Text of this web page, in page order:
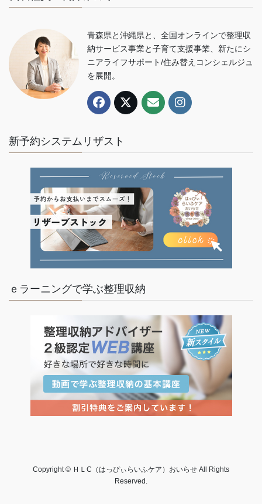
青森県と沖縄県と、全国オンラインで整理収
納サービス事業と子育て支援事業、新たにシ
ニアライフサポート/住み替えコンシェルジュ
を展開。
新予約システムリザスト
ｅラーニングで学ぶ整理収納
Copyright © ＨＬC（はっぴぃらいふケア）おいらせ All Rights
Reserved.